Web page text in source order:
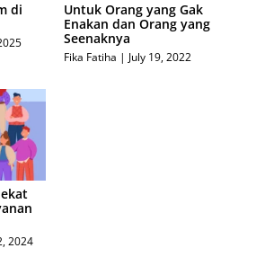
di
Untuk Orang yang Gak
Enakan dan Orang yang
Seenaknya
Fika Fatiha July 19, 2022
2024